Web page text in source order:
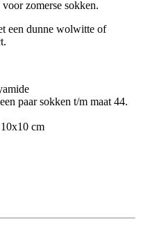
zomerse sokken.
een dunne wolwitte of
paar sokken t/m maat 44.
cm